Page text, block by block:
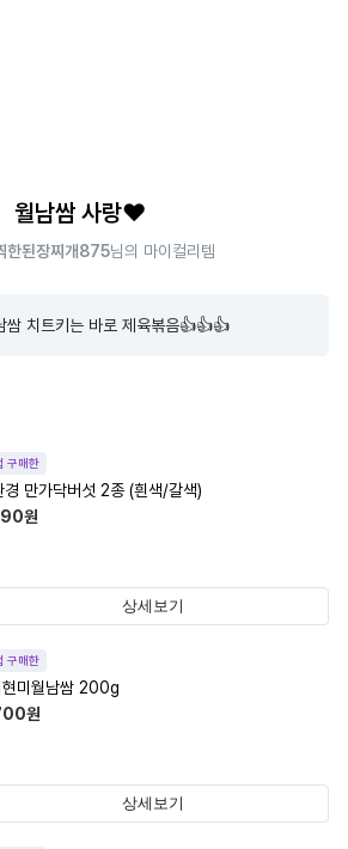
월남쌈 사랑❤️
한된장찌개875님의 마이컬리템
쌈 치트키는 바로 제육볶음👍👍👍
구매한
경 만가닥버섯 2종 (흰색/갈색)
원
상세보기
구매한
현미월남쌈 200g
원
상세보기